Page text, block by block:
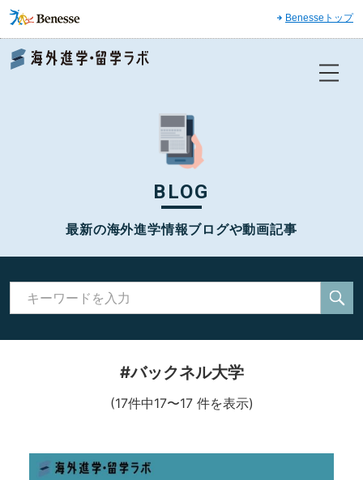
Benesseトップ
BLOG
最新の海外進学情報ブログや動画記事
#バックネル大学
(17件中17〜17 件を表示)